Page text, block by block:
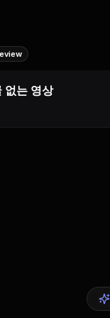
없는 영상